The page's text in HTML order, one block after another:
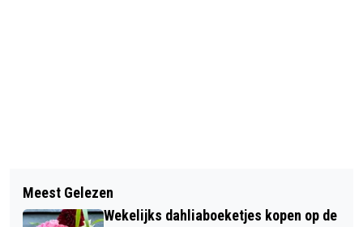
AFAC AL BEGONNEN FIETSENREKKEN
LEEG TE HALEN
SNELLE TIJDEN VOOR ZWEMMERS
Meest Gelezen
Wekelijks dahliaboeketjes kopen op de